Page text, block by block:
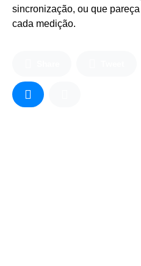
sincronização, ou que
cada medição.